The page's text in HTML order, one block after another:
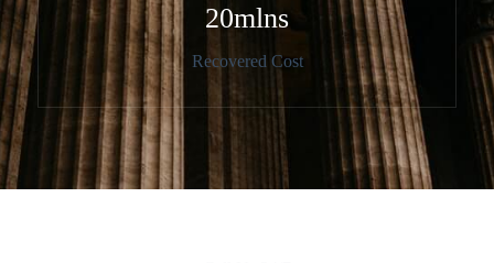
20mlns​
Recovered Cost​